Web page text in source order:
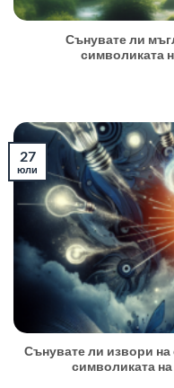
Сънувате ли
символиката
Сънувате ли извори на
символиката
27
юли